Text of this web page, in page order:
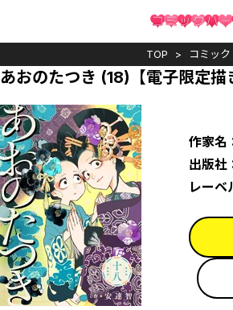
TOP コミック
あおのたつき (18)【電子限定描
作家名
出版社
レーベ